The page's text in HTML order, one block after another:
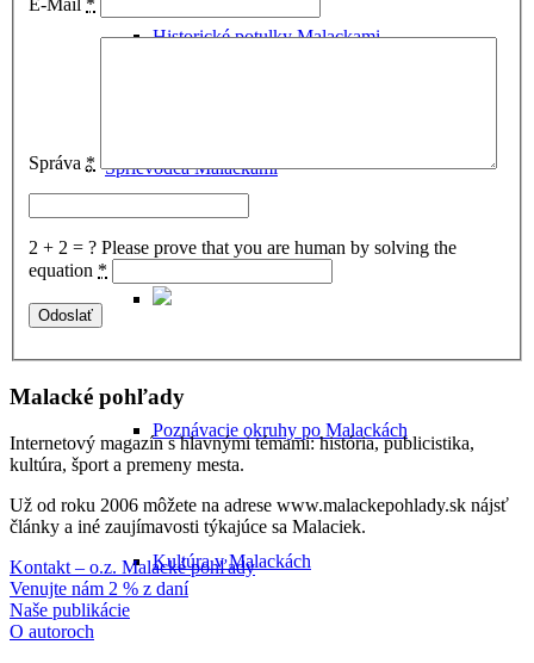
Historické potulky Malackami
Sprievodca Malackami
Poznávacie okruhy po Malackách
Kultúra v Malackách
E-Mail *
Správa*
2 + 2 = ? Please prove that you are human by solving the
equation *
Malacké pohľady
Internetový magazín s hlavnými témami: história, publicistika,
kultúra, šport a premeny mesta.
Už od roku 2006 môžete na adrese www.malackepohlady.sk nájsť
články a iné zaujímavosti týkajúce sa Malaciek.
Kontakt – o.z. Malacké pohľady
Venujte nám 2 % z daní
Naše publikácie
O autoroch